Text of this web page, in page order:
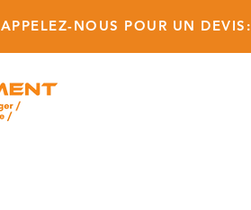
APPELEZ-NOUS POUR UN DEVIS: